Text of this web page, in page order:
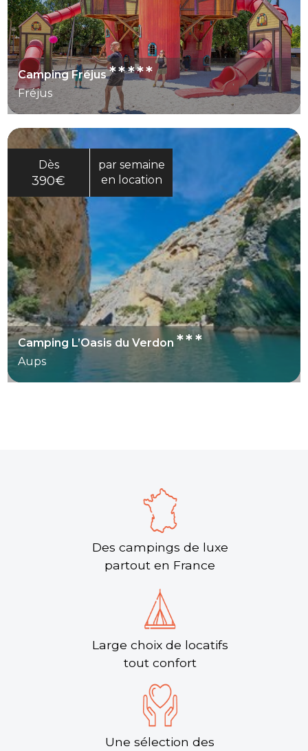
Camping Fréjus*****
Fréjus
Dès
390€
par semaine
en location
Camping L’Oasis du Verdon***
Aups
Des campings de luxe
partout en France
Large choix de locatifs
tout confort
Une sélection des